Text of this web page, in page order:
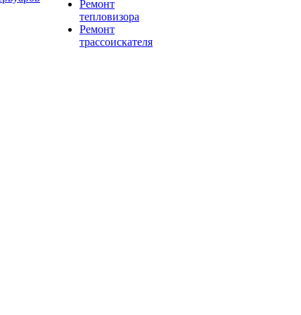
Ремонт
тепловизора
Ремонт
трассоискателя